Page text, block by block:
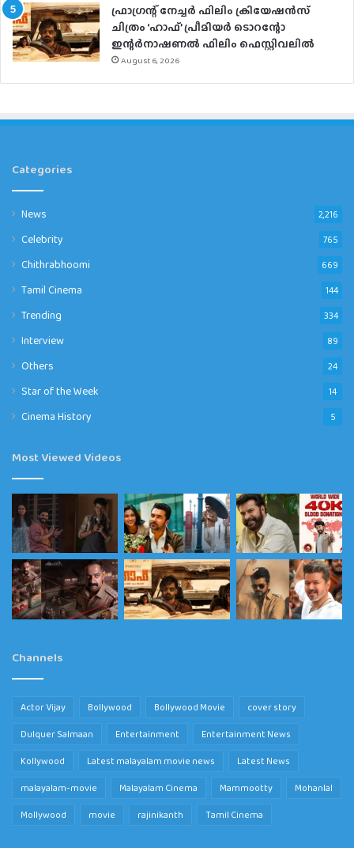
ഫ്രാഗ്രന്റ് നേച്ചര്‍ ഫിലിം ക്രിയേഷന്‍സ്
ചിത്രം ‘ഹാഫ്’ പ്രീമിയര്‍ ടൊറന്റോ
ഇന്റര്‍നാഷണല്‍ ഫിലിം ഫെസ്റ്റിവലില്‍
August 6, 2026
Categories
News 2,216
Celebrity 765
Chithrabhoomi 669
Tamil Cinema 144
Trending 334
Interview 89
Others 24
Star of the Week 14
Cinema History 5
Most Viewed Videos
Channels
Actor Vijay Bollywood Bollywood Movie
cover story
Dulquer Salmaan
Entertainment
Entertainment News
Kollywood
Latest malayalam movie news
Latest News
malayalam-movie
Malayalam Cinema Mammootty
Mohanlal
Mollywood
movie rajinikanth Tamil Cinema